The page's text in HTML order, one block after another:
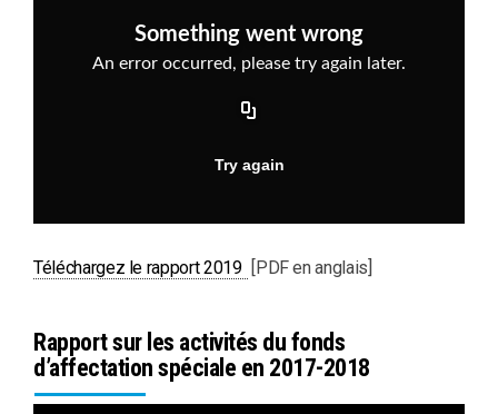
Téléchargez le rapport 2019 PDF
[PDF en anglais]
Rapport sur les activités du fonds
d’affectation spéciale en 2017-2018